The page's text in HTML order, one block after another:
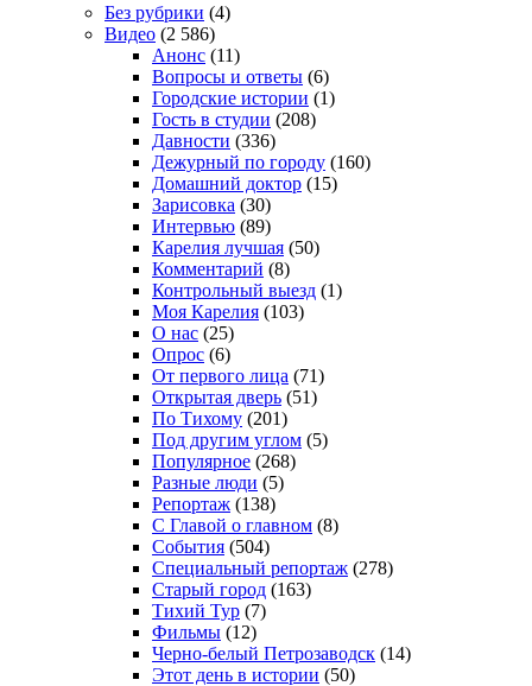
Без рубрики (4)
Видео (2 586)
Анонс (11)
Вопросы и ответы (6)
Городские истории (1)
Гость в студии (208)
Давности (336)
Дежурный по городу (160)
Домашний доктор (15)
Зарисовка (30)
Интервью (89)
Карелия лучшая (50)
Комментарий (8)
Контрольный выезд (1)
Моя Карелия (103)
О нас (25)
Опрос (6)
От первого лица (71)
Открытая дверь (51)
По Тихому (201)
Под другим углом (5)
Популярное (268)
Разные люди (5)
Репортаж (138)
С Главой о главном (8)
События (504)
Специальный репортаж (278)
Старый город (163)
Тихий Тур (7)
Фильмы (12)
Черно-белый Петрозаводск (14)
Этот день в истории (50)